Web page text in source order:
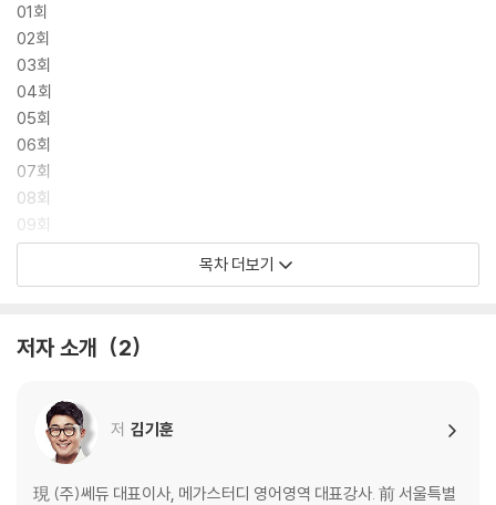
01회
02회
03회
04회
05회
06회
07회
08회
09회
10회
14회
16회
17회
19회
목차 더보기
저자 소개 2
저 김기훈
現 (주)쎄듀 대표이사, 메가스터디 영어영역 대표강사. 前 서울특별